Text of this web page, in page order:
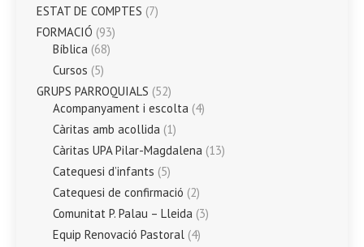
ESTAT DE COMPTES (7)
FORMACIÓ (93)
Bíblica (68)
Cursos (5)
GRUPS PARROQUIALS (52)
Acompanyament i escolta (4)
Càritas amb acollida (1)
Càritas UPA Pilar-Magdalena (13)
Catequesi d’infants (5)
Catequesi de confirmació (2)
Comunitat P. Palau – Lleida (3)
Equip Renovació Pastoral (4)